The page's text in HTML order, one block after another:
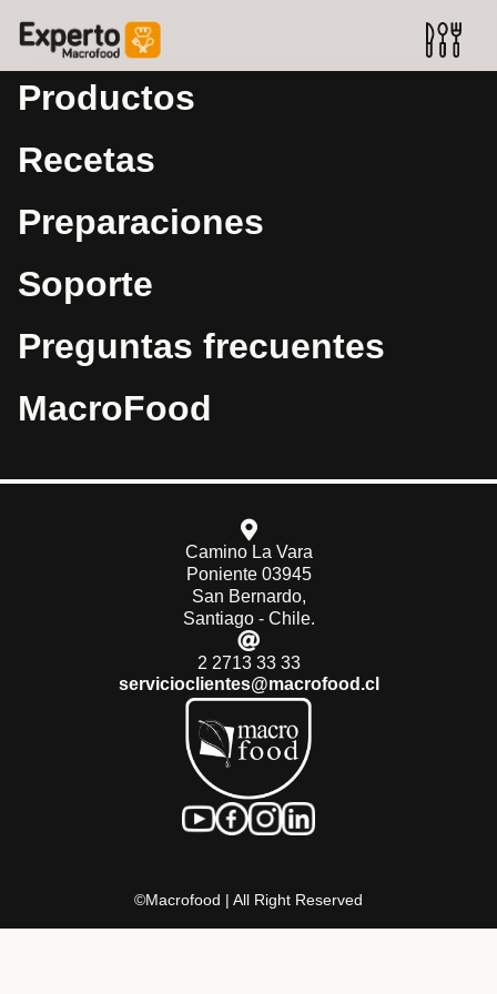
Productos
Recetas
Preparaciones
Soporte
Preguntas frecuentes
MacroFood
Camino La Vara
Poniente 03945
San Bernardo,
Santiago - Chile.
2 2713 33 33
servicioclientes@macrofood.cl
©Macrofood | All Right Reserved